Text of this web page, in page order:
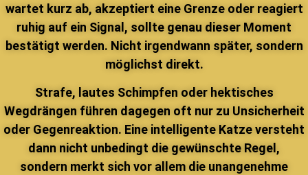
wartet kurz ab, akzeptiert eine Grenze oder reagiert
ruhig auf ein Signal, sollte genau dieser Moment
bestätigt werden. Nicht irgendwann später, sondern
möglichst direkt.
Strafe, lautes Schimpfen oder hektisches
Wegdrängen führen dagegen oft nur zu Unsicherheit
oder Gegenreaktion. Eine intelligente Katze versteht
dann nicht unbedingt die gewünschte Regel,
sondern merkt sich vor allem die unangenehme